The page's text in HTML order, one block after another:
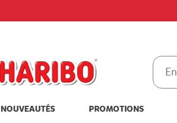
NOUVEAUTÉS PROMOTIONS